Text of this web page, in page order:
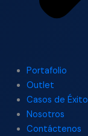
Portafolio
Outlet
Casos de Éxito
Nosotros
Contáctenos